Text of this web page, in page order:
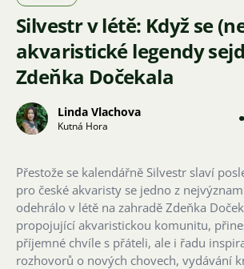
Silvestr v létě: Když se
akvaristické legendy
Zdeňka Dočekala
Linda Vlachova
Kutná Hora
Přestože se kalendářně Silvestr slaví
pro české akvaristy se jedno z
odehrálo v létě na zahradě Zdeňka
propojující akvaristickou komunitu,
příjemné chvíle s přáteli, ale i řadu
rozhovorů o nových chovech, vydávání